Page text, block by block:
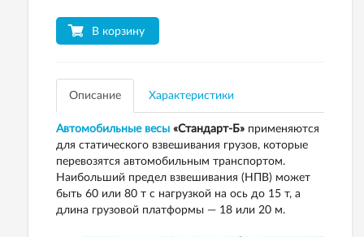
В корзину
Описание Характеристики
Автомобильные весы «Стандарт-Б» применяются
для статического взвешивания грузов, которые
перевозятся автомобильным транспортом.
Наибольший предел взвешивания (НПВ) может
быть 60 или 80 т с нагрузкой на ось до 15 т, а
длина грузовой платформы — 18 или 20 м.